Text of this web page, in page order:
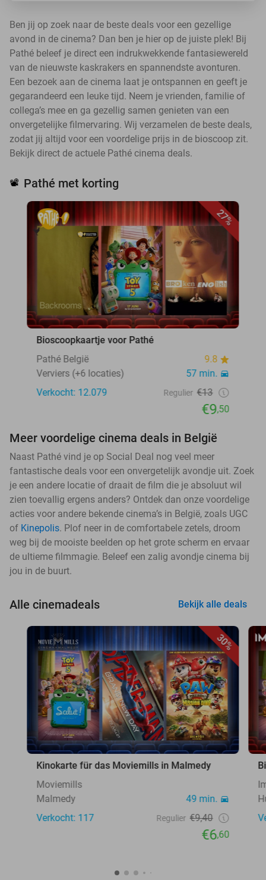
Ben jij op zoek naar de beste deals voor een gezellige
avond in de cinema? Dan ben je hier op de juiste plek! Bij
Pathé beleef je direct een indrukwekkende fantasiewereld
van de nieuwste kaskrakers en spannendste avonturen.
Een bezoek aan de cinema laat je ontspannen en geeft je
gegarandeerd een leuke tijd. Neem je vrienden, familie of
collega’s mee en ga gezellig samen genieten van een
onvergetelijke filmervaring. Wij verzamelen de beste deals,
zodat jij altijd voor een voordelige prijs in de bioscoop zit.
Bekijk direct de actuele Pathé cinema deals.
📽️ Pathé met korting
27%
Bioscoopkaartje voor Pathé
Pathé België
9.8
Verviers (+6 locaties)
57 min.
Verkocht: 12.079
Regulier €13
€9,50
Meer voordelige cinema deals in België
Naast Pathé vind je op Social Deal nog veel meer
fantastische deals voor een onvergetelijk avondje uit. Zoek
je een andere locatie of draait de film die je absoluut wil
zien toevallig ergens anders? Ontdek dan onze voordelige
acties voor andere bekende cinema’s in België, zoals UGC
of Kinepolis. Plof neer in de comfortabele zetels, droom
weg bij de mooiste beelden op het grote scherm en ervaar
de ultieme filmmagie. Beleef een zalig avondje cinema bij
jou in de buurt.
Alle cinemadeals Bekijk alle deals
30%
Kinokarte für das Moviemills in Malmedy
Moviemills
Malmedy
49 min.
Verkocht: 117
Regulier €9,40
€6,60